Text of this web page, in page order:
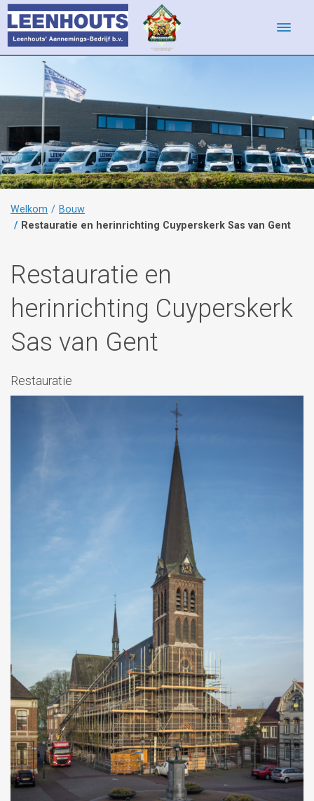
Toggle
Welkom
Bouw
Restauratie en herinrichting Cuyperskerk Sas van Gent
Restauratie en
herinrichting Cuyperskerk
Sas van Gent
Restauratie